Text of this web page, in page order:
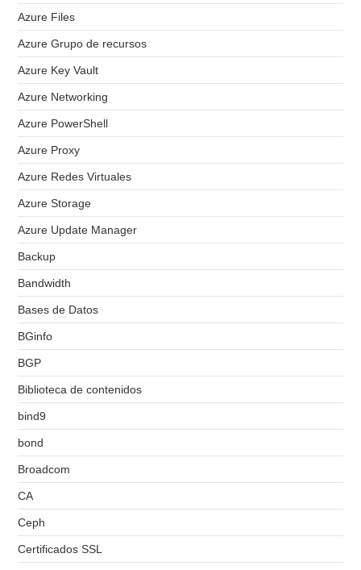
Azure Files
Azure Grupo de recursos
Azure Key Vault
Azure Networking
Azure PowerShell
Azure Proxy
Azure Redes Virtuales
Azure Storage
Azure Update Manager
Backup
Bandwidth
Bases de Datos
BGinfo
BGP
Biblioteca de contenidos
bind9
bond
Broadcom
CA
Ceph
Certificados SSL